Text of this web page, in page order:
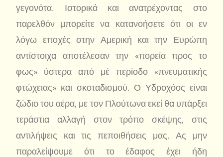
γεγονότα. Ιστορικά και ανατρέχοντας στο
παρελθόν μπορείτε να κατανοήσετε ότι οι εν
λόγω εποχές στην Αμερική και την Ευρώπη
αντίστοιχα αποτέλεσαν την «πορεία προς το
φως» ύστερα από μέ περίοδο «πνευματικής
φτώχειας» και σκοταδισμού. Ο Υδροχόος είναι
ζώδιο του αέρα, με τον Πλούτωνα εκεί θα υπάρξει
τεράστια αλλαγή στον τρόπο σκέψης, στις
αντιλήψεις και τις πεποιθήσεις μας. Ας μην
παραλείψουμε ότι το έδαφος έχει ήδη